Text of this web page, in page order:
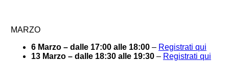
MARZO
6 Marzo – dalle 17:00 alle 18:00– Registrati qui
13 Marzo – dalle 18:30 alle 19:30– Registrati qui